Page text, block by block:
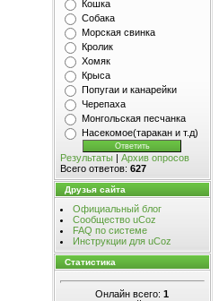
Кошка
Собака
Морская свинка
Кролик
Хомяк
Крыса
Попугаи и канарейки
Черепаха
Монгольская песчанка
Насекомое(таракан и т.д)
Результаты| Архив опросов
Всего ответов: 627
Друзья сайта
Официальный блог
Сообщество uCoz
FAQ по системе
Инструкции для uCoz
Статистика
Онлайн всего: 1